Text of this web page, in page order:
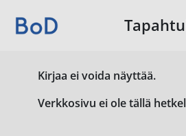
Kirjaa ei voida näyttää.
Verkkosivu ei ole tällä